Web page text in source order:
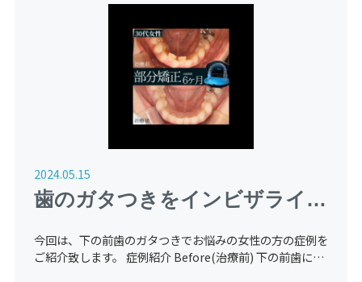
2024.05.15
歯のガタつきをインビザライン
GO（マウスピース矯正）で部
分矯正にて治療した症例【３０
今回は、下の前歯のガタつきでお悩みの女性の方の症例を
ご紹介致します。 症例紹介 Before(治療前) 下の前歯に歯